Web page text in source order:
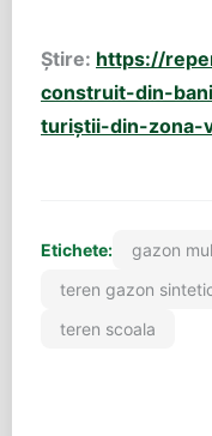
Știre: https://
construit-din-
turiștii-din-zona-
Etichete: gazon
teren gazon
teren scoala